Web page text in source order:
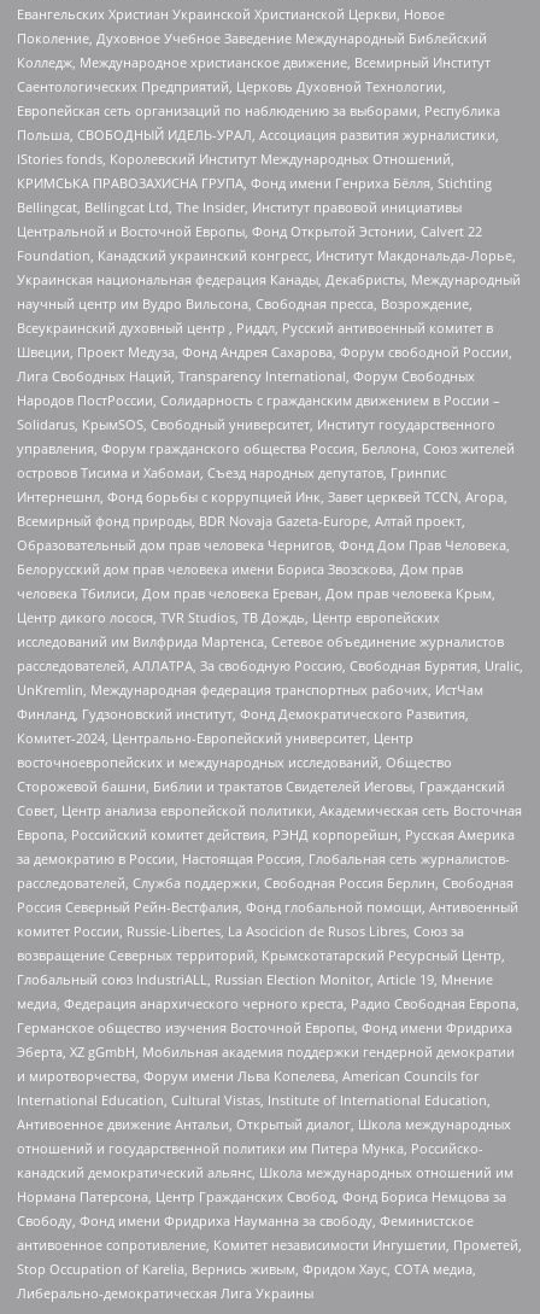
Евангельских Христиан Украинской Христианской Церкви, Новое
Поколение, Духовное Учебное Заведение Международный Библейский
Колледж, Международное христианское движение, Всемирный Институт
Саентологических Предприятий, Церковь Духовной Технологии,
Европейская сеть организаций по наблюдению за выборами, Республика
Польша, СВОБОДНЫЙ ИДЕЛЬ-УРАЛ, Ассоциация развития журналистики,
IStories fonds, Королевский Институт Международных Отношений,
КРИМСЬКА ПРАВОЗАХИСНА ГРУПА, Фонд имени Генриха Бёлля, Stichting
Bellingcat, Bellingcat Ltd, The Insider, Институт правовой инициативы
Центральной и Восточной Европы, Фонд Открытой Эстонии, Calvert 22
Foundation, Канадский украинский конгресс, Институт Макдональда-Лорье,
Украинская национальная федерация Канады, Декабристы, Международный
научный центр им Вудро Вильсона, Свободная пресса, Возрождение,
Всеукраинский духовный центр , Риддл, Русский антивоенный комитет в
Швеции, Проект Медуза, Фонд Андрея Сахарова, Форум свободной России,
Лига Свободных Наций, Transparеncy International, Форум Свободных
Народов ПостРоссии, Солидарность с гражданским движением в России –
Solidarus, КрымSOS, Свободный университет, Институт государственного
управления, Форум гражданского общества Россия, Беллона, Союз жителей
островов Тисима и Хабомаи, Съезд народных депутатов, Гринпис
Интернешнл, Фонд борьбы с коррупцией Инк, Завет церквей TCCN, Агора,
Всемирный фонд природы, BDR Novaja Gazeta-Europe, Алтай проект,
Образовательный дом прав человека Чернигов, Фонд Дом Прав Человека,
Белорусский дом прав человека имени Бориса Звозскова, Дом прав
человека Тбилиси, Дом прав человека Ереван, Дом прав человека Крым,
Центр дикого лосося, TVR Studios, ТВ Дождь, Центр европейских
исследований им Вилфрида Мартенса, Сетевое объединение журналистов
расследователей, АЛЛАТРА, За свободную Россию, Свободная Бурятия, Uralic,
UnKremlin, Международная федерация транспортных рабочих, ИстЧам
Финланд, Гудзоновский институт, Фонд Демократического Развития,
Комитет-2024, Центрально-Европейский университет, Центр
восточноевропейских и международных исследований, Общество
Сторожевой башни, Библии и трактатов Свидетелей Иеговы, Гражданский
Совет, Центр анализа европейской политики, Академическая сеть Восточная
Европа, Российский комитет действия, РЭНД корпорейшн, Русская Америка
за демократию в России, Настоящая Россия, Глобальная сеть журналистов-
расследователей, Служба поддержки, Свободная Россия Берлин, Свободная
Россия Северный Рейн-Вестфалия, Фонд глобальной помощи, Антивоенный
комитет России, Russie-Libertes, La Asocicion de Rusos Libres, Союз за
возвращение Северных территорий, Крымскотатарский Ресурсный Центр,
Глобальный союз IndustriALL, Russian Election Monitor, Article 19, Мнение
медиа, Федерация анархического черного креста, Радио Свободная Европа,
Германское общество изучения Восточной Европы, Фонд имени Фридриха
Эберта, XZ gGmbH, Мобильная академия поддержки гендерной демократии
и миротворчества, Форум имени Льва Копелева, American Councils for
International Education, Cultural Vistas, Institute of International Education,
Антивоенное движение Антальи, Открытый диалог, Школа международных
отношений и государственной политики им Питера Мунка, Российско-
канадский демократический альянс, Школа международных отношений им
Нормана Патерсона, Центр Гражданских Свобод, Фонд Бориса Немцова за
Свободу, Фонд имени Фридриха Науманна за свободу, Феминистское
антивоенное сопротивление, Комитет независимости Ингушетии, Прометей,
Stop Occupation of Karelia, Вернись живым, Фридом Хаус, СОТА медиа,
Либерально-демократическая Лига Украины